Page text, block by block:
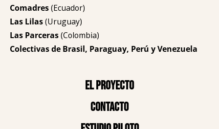
Comadres(Ecuador)
Las Lilas(Uruguay)
Las Parceras(Colombia)
Colectivas de Brasil, Paraguay, Perú y Venezuela
El proyecto
Contacto